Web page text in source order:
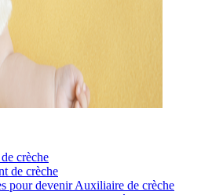
crèche
de crèche
pour devenir Auxiliaire de crèche